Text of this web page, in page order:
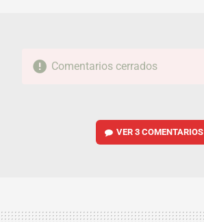
Comentarios cerrados
VER3 COMENTARIOS